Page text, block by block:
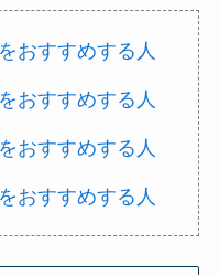
おすすめする人
おすすめする人
おすすめする人
おすすめする人